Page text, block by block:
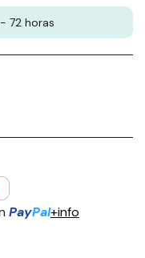
72 horas
incluidos en tu lista
PayPal+info